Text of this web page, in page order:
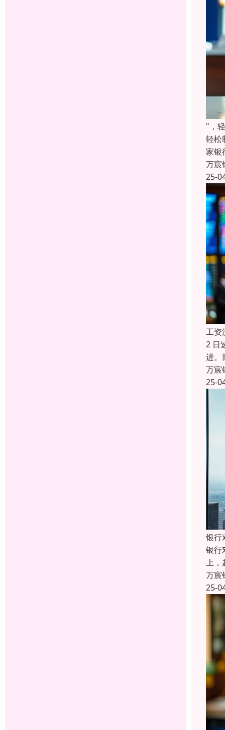
"，
轻松
家银
万宸
25-
工资
2 日
进。
万宸
25-
银行
银行
上，
万宸
25-